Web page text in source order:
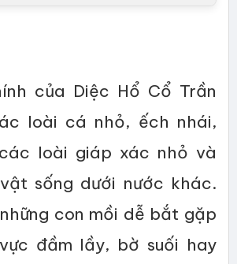
của Diệc Hổ Cổ Trần
loài cá nhỏ, ếch nhái,
loài giáp xác nhỏ và
sống dưới nước khác.
con mồi dễ bắt gặp
đầm lầy, bờ suối hay